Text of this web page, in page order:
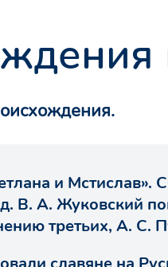
и Мстислав».
В. А. Жуковский
третьих, А. С.